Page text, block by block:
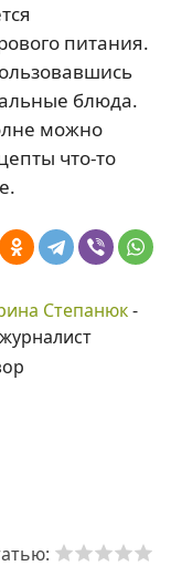
питания.
блюда.
можно
что-то
Степанюк-